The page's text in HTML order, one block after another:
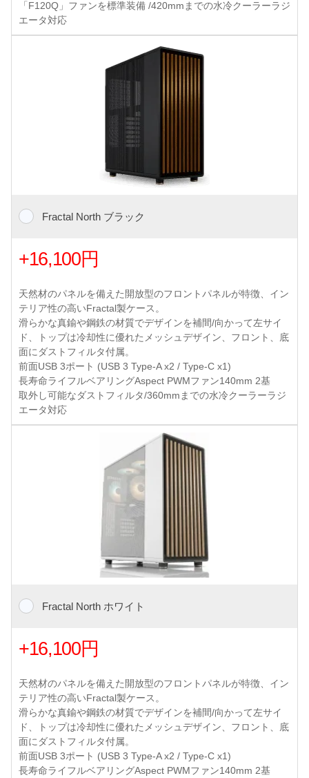
「F120Q」ファンを標準装備 /420mmまでの水冷クーラーラジ
エータ対応
Fractal North ブラック
+16,100円
天然材のパネルを備えた開放型のフロントパネルが特徴、イン
テリア性の高いFractal製ケース。
滑らかな真鍮や鋼鉄の材質でデザインを補間/向かって左サイ
ド、トップは冷却性に優れたメッシュデザイン、フロント、底
面にダストフィルタ付属。
前面USB 3ポート (USB 3 Type-A x2 / Type-C x1)
長寿命ライフルベアリングAspect PWMファン140mm 2基
取外し可能なダストフィルタ/360mmまでの水冷クーラーラジ
エータ対応
Fractal North ホワイト
+16,100円
天然材のパネルを備えた開放型のフロントパネルが特徴、イン
テリア性の高いFractal製ケース。
滑らかな真鍮や鋼鉄の材質でデザインを補間/向かって左サイ
ド、トップは冷却性に優れたメッシュデザイン、フロント、底
面にダストフィルタ付属。
前面USB 3ポート (USB 3 Type-A x2 / Type-C x1)
長寿命ライフルベアリングAspect PWMファン140mm 2基